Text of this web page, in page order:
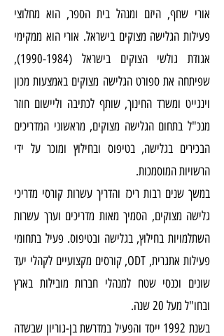
אורי שחף, היזם ומנהל בית הספר, הוא מחלוצי
פעילות הגלישה מצוקים בישראל. אורי הוא ממקימי
אגודת גולשי הצוקים בישראל (1990-1984),
שפיתחה את ספורט הגלישה מצוקים באמצעות מכון
וינגייט ומשרד החינוך, שותף לכתיבה וליישום חוזר
מנכ"ל בתחום הגלישה מצוקים, מראשוני המדריכים
הבכירים בגלישה, בטיפוס ובחילוץ ומוכר על ידי
הרשויות המוסמכות.
במשך שנים רבות ריכז והדריך עשרות קורסי מדריכי
גלישה מצוקים, הסמיך מאות מדריכים וערך עשרות
השתלמויות בחילוץ, בגלישה ובטיפוס. פעיל בתחומי
פעילות אתגרית, ODT, קורסים מקצועיים לקהלי יעד
שונים וכנסי שטח למנהלי חברות מובילות בארץ
ובחו"ל מעל 20 שנה.
בשנת 1992 ייסד והפעיל במדרשת בן-גוריון שבשדה